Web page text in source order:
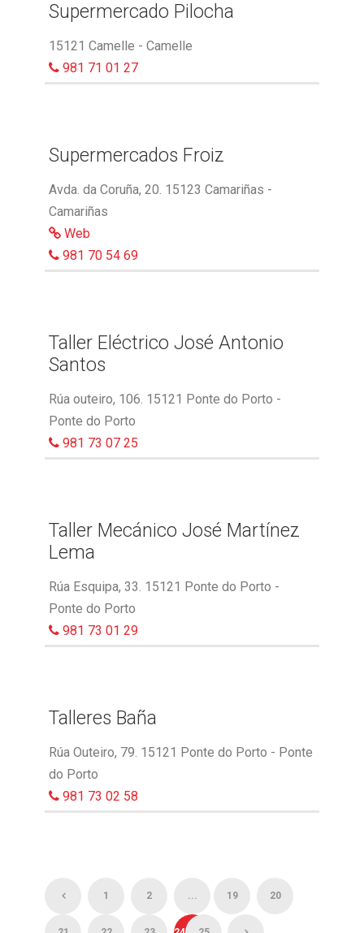
Supermercado Pilocha
15121 Camelle - Camelle
981 71 01 27
Supermercados Froiz
Avda. da Coruña, 20. 15123 Camariñas -
Camariñas
Web
981 70 54 69
Taller Eléctrico José Antonio
Santos
Rúa outeiro, 106. 15121 Ponte do Porto -
Ponte do Porto
981 73 07 25
Taller Mecánico José Martínez
Lema
Rúa Esquipa, 33. 15121 Ponte do Porto -
Ponte do Porto
981 73 01 29
Talleres Baña
Rúa Outeiro, 79. 15121 Ponte do Porto - Ponte
do Porto
981 73 02 58
1 2 ... 19 20